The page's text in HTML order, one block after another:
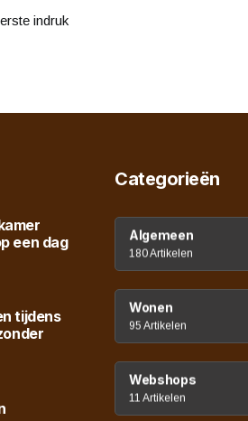
indruk
een dag
tijdens
Categorieën
Algemeen
180 Artikelen
Wonen
95 Artikelen
Webshops
11 Artikelen